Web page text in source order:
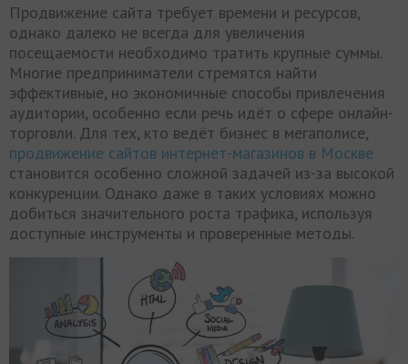
Продвижение сайта требует времени и ресурсов,
однако далеко не всегда для увеличения
посещаемости необходимо тратить крупные суммы.
Многие предприниматели стремятся найти
эффективные, но экономичные способы привлечения
аудитории, особенно если речь идёт о сфере онлайн-
торговли. Для тех, кто ведёт бизнес в мегаполисе,
продвижение сайтов интернет-магазинов в Москве
становится особенно сложной задачей из-за высокой
конкуренции. Однако даже в таких условиях можно
добиться значительного роста трафика, используя
доступные инструменты и проверенные методы.